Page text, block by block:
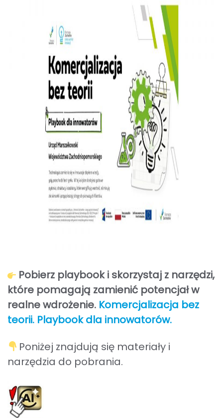
Pobierz playbook i skorzystaj z narzędzi,
które pomagają zamienić potencjał w
realne wdrożenie. Komercjalizacja bez
teorii. Playbook dla innowatorów.
Poniżej znajdują się materiały i
narzędzia do pobrania.